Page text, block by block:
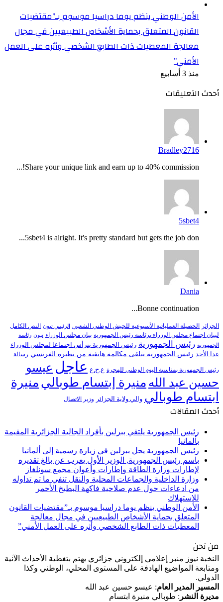
الأمن الوطني ينظم يوما دراسيا موسوم بـ”مقتضيات
القانون المتعلق بحماية الأشخاص الطبيعيين في مجال
معالجة المعطيات ذات الطابع الشخصي وأثره على العمل
الأمني”
منذ 3 أسابيع
أحدث التعليقات
Bradley2716
Share your unique link and earn up to 40% commission!...
5sbet4
5sbet4 is alright. It's pretty standard but gets the job don...
Dania
Bonne continuation...
الجزائر الحصيلة العملياتية الأسبوعية للجيش الوطني الشعبي الرئيس تبون النص الكامل
لبيان اجتماع مجلس الوزراء برئاسة رئيس الجمهورية بيان مجلس الوزراء تبون رئاسة
الجمهورية رئيس الجمهورية رئيس الجمهورية يترأس اجتماعا لمجلس الوزراء
غدا الأحد رئيس الجمهورية يتلقى مكالمة هاتفية من نظيره الفرنسي رسالة
رئيس الجمهورية بمناسبة اليوم الوطني للهجرة ع.ح.ع عاجل عيسو
حسين عبد الله منيرة إبتسام طوبالي منيرة
ابتسام طوبالي والي ولاية الجزائر وزير الاتصال
أحدث المقالات
رئيس الجمهورية يلتقي ببرلين بأفراد الجالية الجزائرية المقيمة
بألمانيا
رئيس الجمهورية يحل ببرلين في زيارة رسمية إلى ألمانيا
باسم رئيس الجمهورية, الوزير الأول يعرب عن بالغ تقديره
لإطارات وزارة الطاقة وإطارات وأعوان مجمع سونلغاز
وزارة الداخلية والجماعات المحلية والنقل تنفي ما تم تداوله
من ادعاءات حول عدم صلاحية فاكهة البطيخ الأحمر
للاستهلاك
الأمن الوطني ينظم يوما دراسيا موسوم بـ”مقتضيات القانون
المتعلق بحماية الأشخاص الطبيعيين في مجال معالجة
المعطيات ذات الطابع الشخصي وأثره على العمل الأمني”
من نحن
النخبة نيوز منبر إعلامي إلكتروني جزائري يهتم بتغطية الأحداث الآنية
ومتابعة المواضيع الهادفة على المستوى المحلي، الوطني وكذا
الدولي.
المسير المدير العام: عيسو حسين عبد الله
مديرة النشر : طوبالي منيرة ابتسام